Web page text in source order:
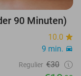
90 Minuten)
10.0
9 min.
Regulier €30